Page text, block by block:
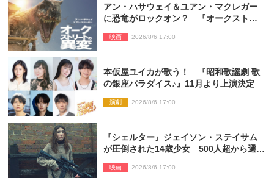
アン・ハサウェイ＆ユアン・マクレガー
に恐竜がロックオン？ 『オークストリ
解禁
映画 2026/8/6 17:00
本仮屋ユイカが歌う！ 『昭和歌謡劇 歌
の銀座パラダイス♪』11月より上演決定
演劇 2026/8/6 17:00
『シェルター』ジェイソン・ステイサム
が圧倒された14歳少女 500人超から選出
とは
映画 2026/8/6 17:00